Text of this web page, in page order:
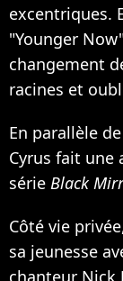
excentriques.
"Younger
changement
racines et
En parallèle
Cyrus fait une
série Black
Côté vie
sa jeunesse
chanteur Nick